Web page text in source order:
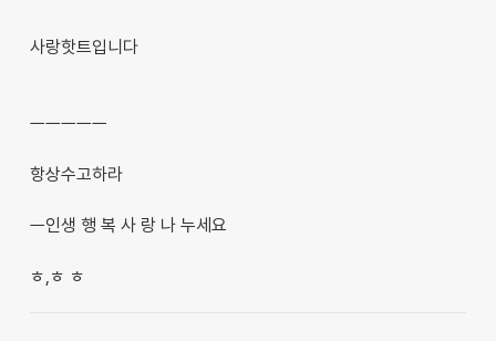
사랑핫트입니다
ㅡㅡㅡㅡㅡ
항상수고하라
ㅡ인생 행 복 사 랑 나 누세요
ㅎ,ㅎ ㅎ